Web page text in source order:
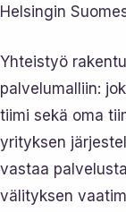
Helsingin
Yhteistyö
palvelumalliin:
tiimi sekä oma
yrityksen
vastaa
välityksen